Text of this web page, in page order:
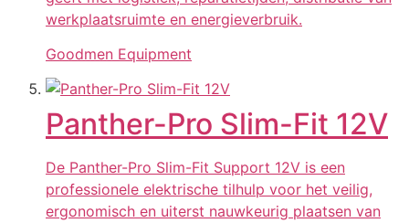
werkplaatsruimte en energieverbruik.
Goodmen Equipment
Panther-Pro Slim-Fit 12V
De Panther-Pro Slim-Fit Support 12V is een
professionele elektrische tilhulp voor het veilig,
ergonomisch en uiterst nauwkeurig plaatsen van